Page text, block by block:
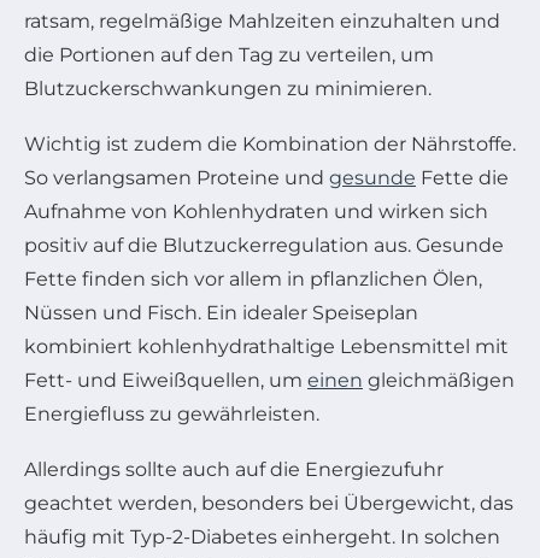
ratsam, regelmäßige Mahlzeiten einzuhalten und
die Portionen auf den Tag zu verteilen, um
Blutzuckerschwankungen zu minimieren.
Wichtig ist zudem die Kombination der Nährstoffe.
So verlangsamen Proteine und gesunde Fette die
Aufnahme von Kohlenhydraten und wirken sich
positiv auf die Blutzuckerregulation aus. Gesunde
Fette finden sich vor allem in pflanzlichen Ölen,
Nüssen und Fisch. Ein idealer Speiseplan
kombiniert kohlenhydrathaltige Lebensmittel mit
Fett- und Eiweißquellen, um einen gleichmäßigen
Energiefluss zu gewährleisten.
Allerdings sollte auch auf die Energiezufuhr
geachtet werden, besonders bei Übergewicht, das
häufig mit Typ-2-Diabetes einhergeht. In solchen